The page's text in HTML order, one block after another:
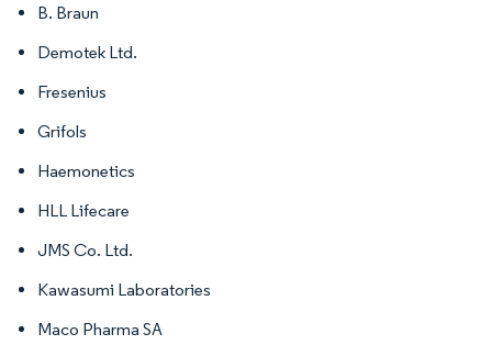
B. Braun
Demotek Ltd.
Fresenius
Grifols
Haemonetics
HLL Lifecare
JMS Co. Ltd.
Kawasumi Laboratories
Maco Pharma SA